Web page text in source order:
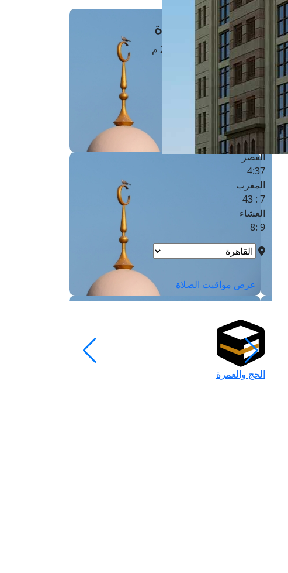
مَواقِيتُ الصَّـــلاة
القاهرة · 08 أغسطس 2026 م
الفجر
4 :42
الشروق
6 :18
الظهر
العصر
4:37
المغرب
7 : 43
العشاء
9 :8
عرض مواقيت الصلاة
الحج والعمرة